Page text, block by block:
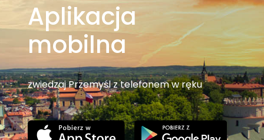
Aplikacja
mobilna
zwiedzaj Przemyśl z telefonem w ręku